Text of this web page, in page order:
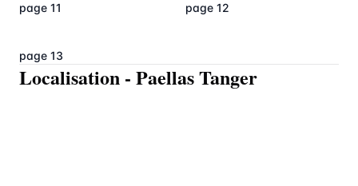
page 11 page 12
page 13
Localisation - Paellas Tanger